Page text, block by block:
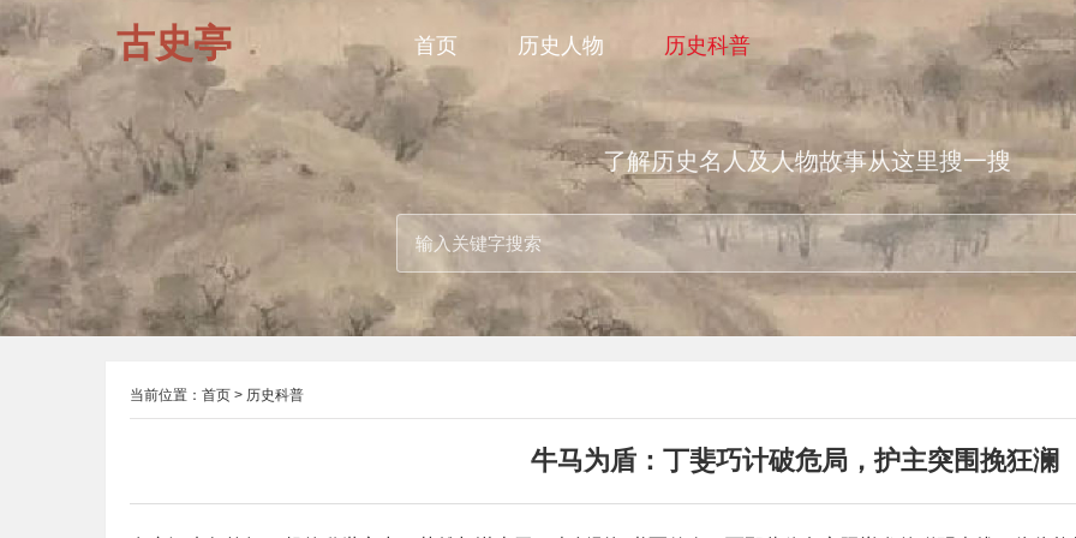
古史亭 首页 历史人物 历史科普
了解历史名人及人物故事从这里搜一搜
当前位置： 首页 > 历史科普
牛马为盾：丁斐巧计破危局，护主突围挽狂澜